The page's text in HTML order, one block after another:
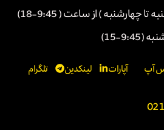
چهارشنبه ) از ساعت ( 9:45-18)
(9:45-15)
آپ آپارات لینکدین تلگرام